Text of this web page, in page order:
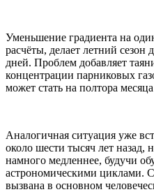
Уменьшение градиента на
расчёты, делает летний
дней. Проблем добавляет
концентрации парниковых
может стать на полтора
Аналогичная ситуация уже
около шести тысяч лет назад,
намного медленнее, будучи
астрономическими циклами.
вызвана в основном